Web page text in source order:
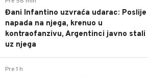
Đani Infantino uzvraća udarac: Poslije
napada na njega, krenuo u
kontraofanzivu, Argentinci javno stali
uz njega
Pre 1 h